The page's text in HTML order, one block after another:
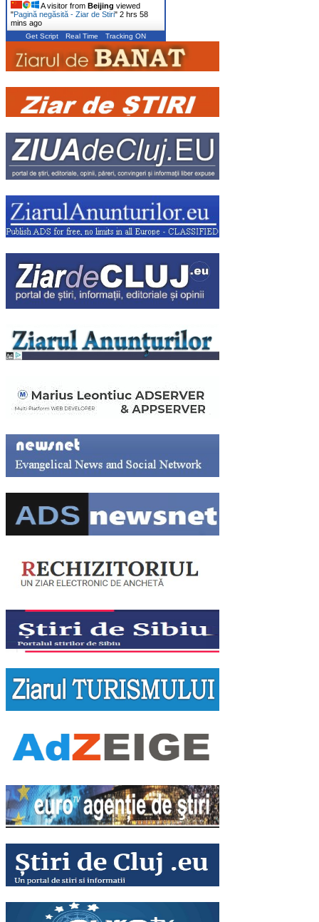
A visitor from Beijing viewed
"Pagină negăsită - Ziar de Stiri" 2 hrs 58
mins ago
Get Script Real Time Tracking ON